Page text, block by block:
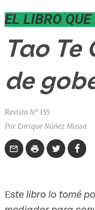
Revista Nº 155
Por Enrique Núñez Mussa
EL LIBRO
Tao Te
de
Este libro lo tomé